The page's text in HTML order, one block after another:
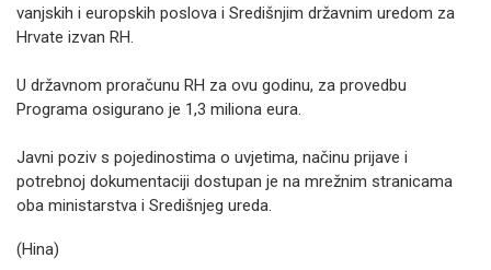
vanjskih i europskih poslova i Središnjim državnim uredom za
Hrvate izvan RH.
U državnom proračunu RH za ovu godinu, za provedbu
Programa osigurano je 1,3 miliona eura.
Javni poziv s pojedinostima o uvjetima, načinu prijave i
potrebnoj dokumentaciji dostupan je na mrežnim stranicama
oba ministarstva i Središnjeg ureda.
(Hina)